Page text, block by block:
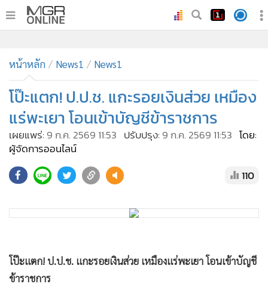
• ทันเหตุการณ์
• ภาคใต้
• ภูมิภาค
• Online Section
• บันเทิง
• ผู้จัดการรายวัน
• คอลัมนิสต์
• CbizReview
• Good health & Well-being
• Green Innovation & SD
หน้าหลัก News1 News1
โป๊ะแตก! ป.ป.ช. แกะรอยเงินส่วย เหมือง
แร่พะเยา โอนเข้าบัญชีข้าราชการ
เผยแพร่: 9 ก.ค. 2569 11:53 ปรับปรุง: 9 ก.ค. 2569 11:53 โดย:
ผู้จัดการออนไลน์
110
โป๊ะแตก! ป.ป.ช. แกะรอยเงินส่วย เหมืองแร่พะเยา โอนเข้าบัญชี
ข้าราชการ